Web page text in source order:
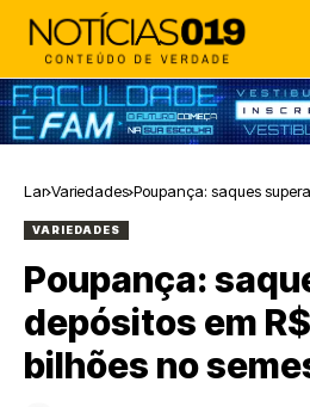
Lar Variedades Poupança: saques
VARIEDADES
Poupança:
depósitos em
bilhões no